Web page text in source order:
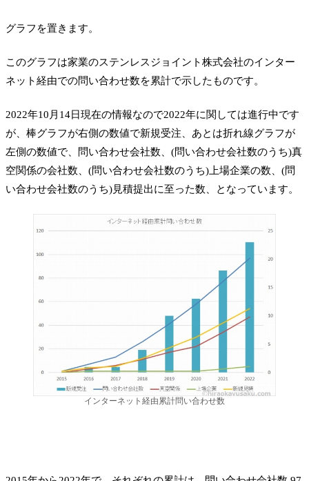
グラフを置きます。
このグラフは家業のステンレスジョイント株式会社のインター
ネット経由での問い合わせ数を累計で示したものです。
2022年10月14日現在の情報なので2022年に関しては進行中です
が、棒グラフが右側の数値で新規受注、あとは折れ線グラフが
左側の数値で、問い合わせ会社数、(問い合わせ会社数のうち)真
空関係の会社数、(問い合わせ会社数のうち)上場企業の数、(問
い合わせ会社数のうち)見積提出に至った数、となっています。
インターネット経由累計問い合わせ数